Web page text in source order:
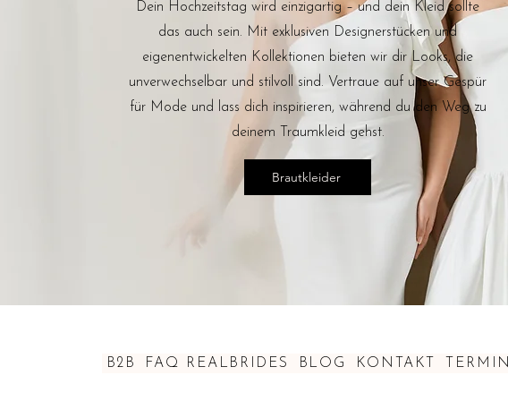
Dein Hochzeitstag wird einzigartig – und dein Kleid sollte
das auch sein. Mit exklusiven Designerstücken und
eigenentwickelten Kollektionen bieten wir dir Looks, die
unverwechselbar und stilvoll sind. Vertraue auf unser Gespür
für Mode und lass dich inspirieren, während du den Weg zu
deinem Traumkleid gehst.
Brautkleider
B2B FAQ REALBRIDES BLOG KONTAKT